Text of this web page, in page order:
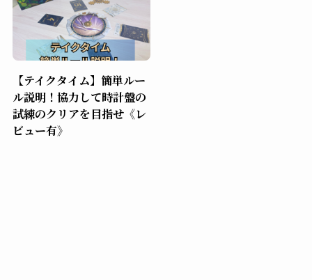
【テイクタイム】簡単ルー
ル説明！協力して時計盤の
試練のクリアを目指せ《レ
ビュー有》